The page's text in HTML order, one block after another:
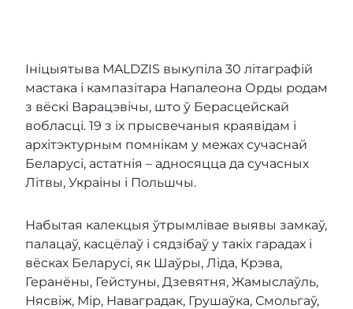
Ініцыятыва MALDZIS выкупіла 30 літаграфій
мастака і кампазітара Напалеона Орды родам
з вёскі Варацэвічы, што ў Берасцейскай
вобласці. 19 з іх прысвечаныя краявідам і
архітэктурным помнікам у межах сучаснай
Беларусі, астатнія – адносяцца да сучасных
Літвы, Украіны і Польшчы.
Набытая калекцыя ўтрымлівае выявы замкаў,
палацаў, касцёлаў і сядзібаў у такіх гарадах і
вёсках Беларусі, як Шаўры, Ліда, Крэва,
Геранёны, Гейстуны, Дзевятня, Жамыслаўль,
Нясвіж, Мір, Наваградак, Грушаўка, Смольгаў,